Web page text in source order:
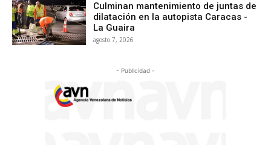
Culminan mantenimiento de juntas de
dilatación en la autopista Caracas -
La Guaira
agosto 7, 2026
- Publicidad -